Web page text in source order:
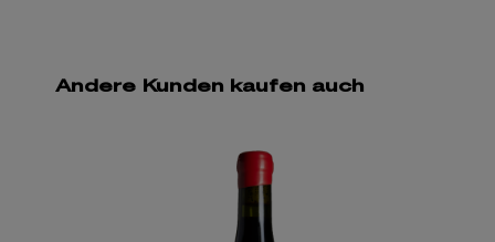
Andere Kunden kaufen auch